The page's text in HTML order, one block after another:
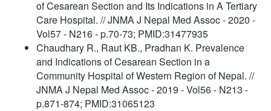
of Cesarean Section and Its Indications in A Tertiary
Care Hospital. // JNMA J Nepal Med Assoc - 2020 -
Vol57 - N216 - p.70-73; PMID:31477935
Chaudhary R., Raut KB., Pradhan K. Prevalence
and Indications of Cesarean Section in a
Community Hospital of Western Region of Nepal. //
JNMA J Nepal Med Assoc - 2019 - Vol56 - N213 -
p.871-874; PMID:31065123